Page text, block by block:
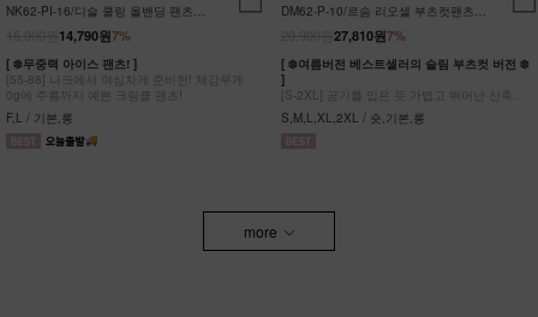
NK62-PI-16/디슬 쿨링 올밴딩 팬츠
7%
14,790원
[ ❄️무중력 아이스 팬츠! ]
[55-88] 나크에서 야심차게 준비한! 체감무게
0g에 주름까지 예쁜 크링클 팬츠!
F,L / 기본,롱
DM62-P-10/르솜 리오셀 부츠컷팬츠
7%
27,810원
[ ❄️여름버전 베스트셀러의 슬림 부츠컷 버전 ❄️
]
[S-2XL] 공기를 입은 듯 가볍고 뛰어난 신축성
원단에 슬림함을 더한 부츠컷 팬츠!
S,M,L,XL,2XL / 숏,기본,롱
more